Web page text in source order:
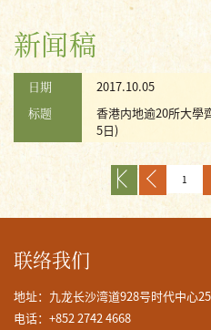
新闻稿
日期
2017.10.05
标题
香港内地逾20所大學
5日)
联络我们
地址：九龙长沙湾道928号时代中心
电话：+852 2742 4668